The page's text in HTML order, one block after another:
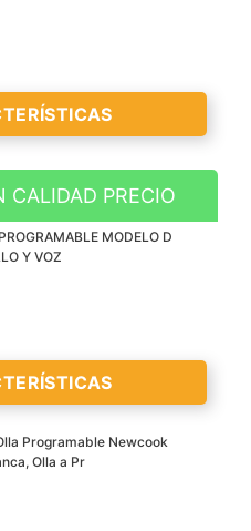
CALIDAD PRECIO
MODELO D
Y VOZ
Programable Newcook
Olla a Pr